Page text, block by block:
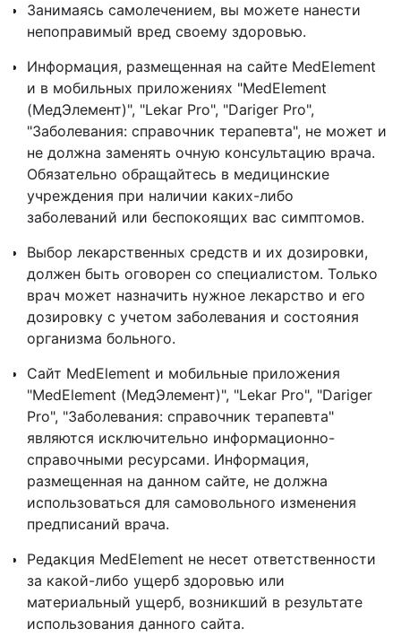
Занимаясь самолечением, вы можете нанести
непоправимый вред своему здоровью.
Информация, размещенная на сайте MedElement
и в мобильных приложениях "MedElement
(МедЭлемент)", "Lekar Pro", "Dariger Pro",
"Заболевания: справочник терапевта", не может и
не должна заменять очную консультацию врача.
Обязательно обращайтесь в медицинские
учреждения при наличии каких-либо
заболеваний или беспокоящих вас симптомов.
Выбор лекарственных средств и их дозировки,
должен быть оговорен со специалистом. Только
врач может назначить нужное лекарство и его
дозировку с учетом заболевания и состояния
организма больного.
Сайт MedElement и мобильные приложения
"MedElement (МедЭлемент)", "Lekar Pro", "Dariger
Pro", "Заболевания: справочник терапевта"
являются исключительно информационно-
справочными ресурсами. Информация,
размещенная на данном сайте, не должна
использоваться для самовольного изменения
предписаний врача.
Редакция MedElement не несет ответственности
за какой-либо ущерб здоровью или
материальный ущерб, возникший в результате
использования данного сайта.